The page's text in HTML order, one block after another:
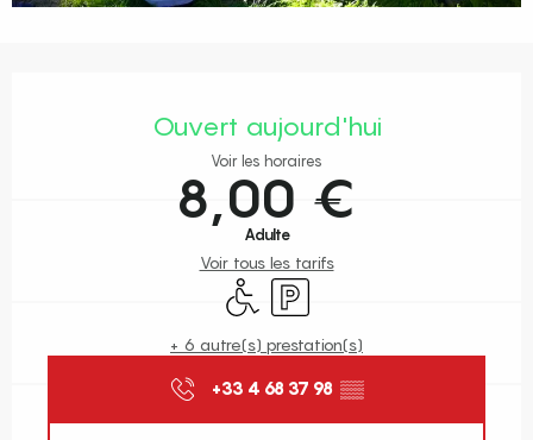
Ouvert aujourd'hui
Voir les horaires
8,00 €
Adulte
Voir tous les tarifs
Accès handicapés
Parking
+ 6 autre(s) prestation(s)
+33 4 68 37 98 ▒▒